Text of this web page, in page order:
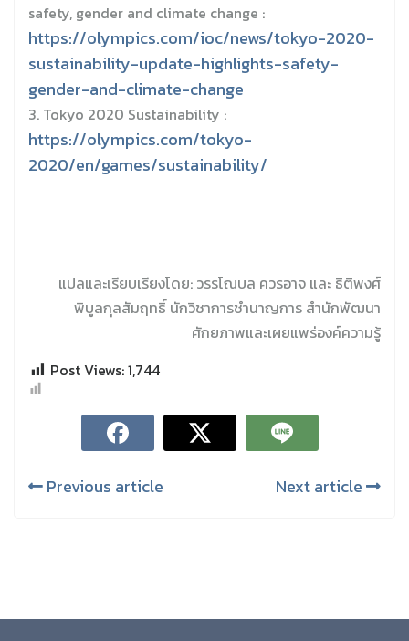
safety, gender and climate change :
https://olympics.com/ioc/news/tokyo-2020-
sustainability-update-highlights-safety-
gender-and-climate-change
3. Tokyo 2020 Sustainability :
https://olympics.com/tokyo-
2020/en/games/sustainability/
แปลและเรียบเรียงโดย: วรรโณบล ควรอาจ และ ธิติพงศ์
พิบูลกุลสัมฤทธิ์ นักวิชาการชำนาญการ สำนักพัฒนา
ศักยภาพและเผยแพร่องค์ความรู้
Post Views:1,744
Previous article Next article